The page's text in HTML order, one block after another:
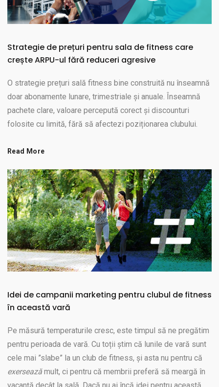
Strategie de prețuri pentru sala de fitness care
crește ARPU-ul fără reduceri agresive
O strategie prețuri sală fitness bine construită nu înseamnă
doar abonamente lunare, trimestriale și anuale. Înseamnă
pachete clare, valoare percepută corect și discounturi
folosite cu limită, fără să afectezi poziționarea clubului.
Read More
Idei de campanii marketing pentru clubul de fitness
în această vară
Pe măsură temperaturile cresc, este timpul să ne pregătim
pentru perioada de vară. Cu toții știm că lunile de vară sunt
cele mai ”slabe” la un club de fitness, și asta nu pentru că
exerseazămult, ci pentru că membrii preferă să meargă în